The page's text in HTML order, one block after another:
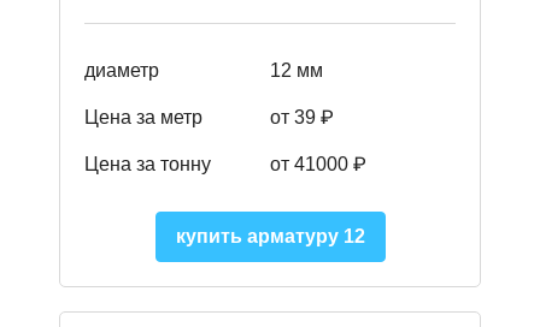
диаметр 12 мм
Цена за метр от 39 ₽
Цена за тонну от 41000 ₽
купить арматуру 12